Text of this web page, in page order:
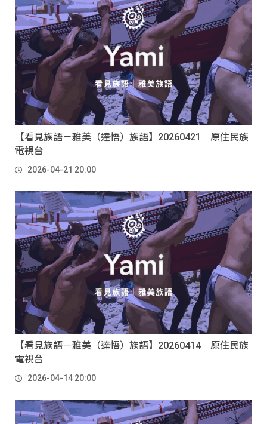
【看見族語－雅美（達悟）族語】20260421｜原住民族
電視台
2026-04-21 20:00
【看見族語－雅美（達悟）族語】20260414｜原住民族
電視台
2026-04-14 20:00